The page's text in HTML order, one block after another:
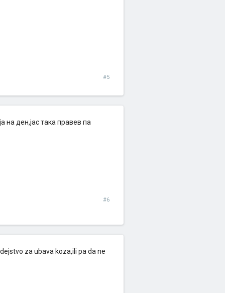
#5
ден,јас така правев па
#6
za ubava koza,ili pa da ne